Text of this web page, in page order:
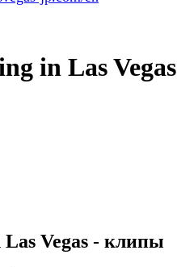
in Las Vegas
Vegas - клипы